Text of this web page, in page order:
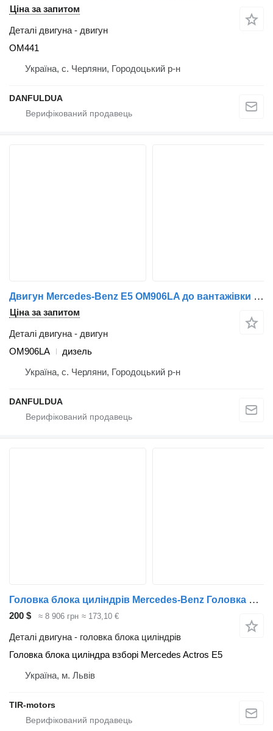
Ціна за запитом
Деталі двигуна - двигун
OM441
Україна, с. Черляни, Городоцький р-н
DANFULDUA
Двигун Mercedes-Benz Е5 OM906LA до вантажівки Mercedes-Benz Atego, Axor, Freightliner, Citaro, Tourino, Econic, Unimog, Conecto
Ціна за запитом
Деталі двигуна - двигун
OM906LA
дизель
Україна, с. Черляни, Городоцький р-н
DANFULDUA
Головка блока циліндрів Mercedes-Benz Головка блока до вантажівки
200 $ ≈ 8 906 грн ≈ 173,10 €
Деталі двигуна - головка блока циліндрів
Головка блока циліндра взборі Mercedes Actros E5
Україна, м. Львів
TIR-motors